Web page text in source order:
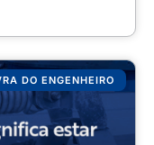
DO ENGENHEIRO